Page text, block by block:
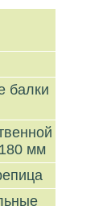
балки
мм